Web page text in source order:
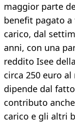
maggior parte
benefit pagato
carico, dal
anni, con una
reddito Isee
circa 250 euro
dipende dal
contributo
carico e gli altri